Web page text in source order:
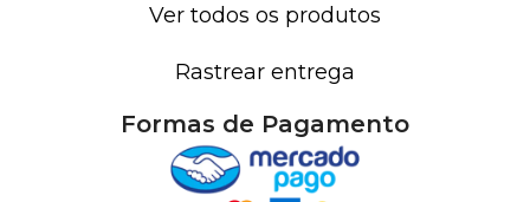
Ver todos os produtos
Rastrear entrega
Formas de Pagamento